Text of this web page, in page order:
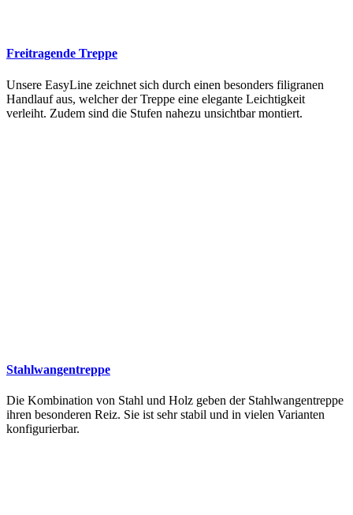
Freitragende Treppe
Unsere EasyLine zeichnet sich durch einen besonders filigranen
Handlauf aus, welcher der Treppe eine elegante Leichtigkeit
verleiht. Zudem sind die Stufen nahezu unsichtbar montiert.
Stahlwangentreppe
Die Kombination von Stahl und Holz geben der Stahlwangentreppe
ihren besonderen Reiz. Sie ist sehr stabil und in vielen Varianten
konfigurierbar.